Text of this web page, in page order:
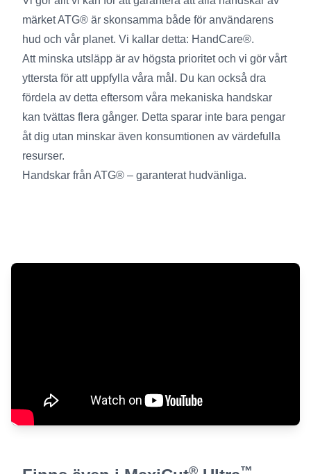
märket ATG® är skonsamma både för användarens
hud och vår planet. Vi kallar detta: HandCare®.
Att minska utsläpp är av högsta prioritet och vi gör vårt
yttersta för att uppfylla våra mål. Du kan också dra
fördela av detta eftersom våra mekaniska handskar
kan tvättas flera gånger. Detta sparar inte bara pengar
åt dig utan minskar även konsumtionen av värdefulla
resurser.
Handskar från ATG® – garanterat hudvänliga.
® ™